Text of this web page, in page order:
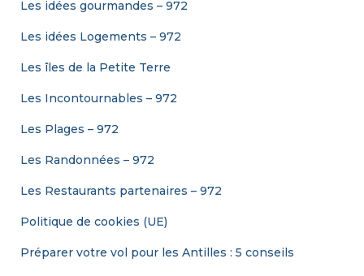
Les idées gourmandes – 972
Les idées Logements – 972
Les îles de la Petite Terre
Les Incontournables – 972
Les Plages – 972
Les Randonnées – 972
Les Restaurants partenaires – 972
Politique de cookies (UE)
Préparer votre vol pour les Antilles : 5 conseils